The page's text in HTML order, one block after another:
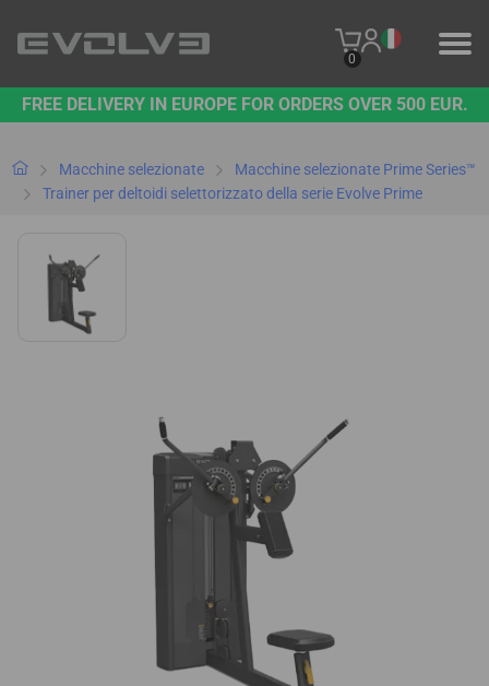
0
PRODOTTI
IL NOSTRO MARCHIO
B2B PLATFORM
FREE DELIVERY IN EUROPE FOR ORDERS OVER 500 EUR.
Macchine selezionate
Macchine selezionate Prime Series™
Trainer per deltoidi selettorizzato della serie Evolve Prime